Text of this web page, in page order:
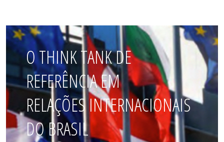
O THINK TANK DE
REFERÊNCIA EM
RELAÇÕES INTERNACIONAIS
DO BRASIL